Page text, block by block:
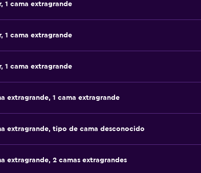
1 cama extragrande
1 cama extragrande
1 cama extragrande
extragrande, 1 cama extragrande
extragrande, tipo de cama desconocido
extragrande, 2 camas extragrandes